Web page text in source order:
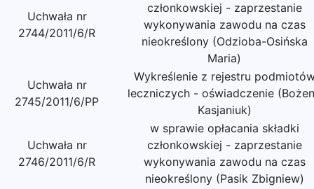
Uchwała nr
2744/2011/6/R
członkowskiej - zaprzestanie
wykonywania zawodu na czas
nieokreślony (Odzioba-Osińska
Maria)
Uchwała nr
2745/2011/6/PP
Wykreślenie z rejestru
leczniczych - oświadczenie
Kasjaniuk)
Uchwała nr
2746/2011/6/R
w sprawie opłacania składki
członkowskiej - zaprzestanie
wykonywania zawodu na czas
nieokreślony (Pasik Zbigniew)